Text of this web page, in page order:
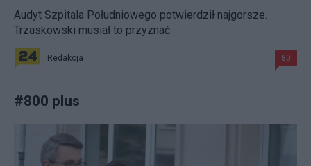
Audyt Szpitala Południowego potwierdził najgorsze.
Trzaskowski musiał to przyznać
Redakcja 80
#800 plus